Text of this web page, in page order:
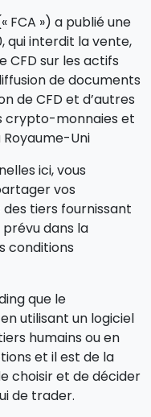
FCA ») a publié une
qui interdit la vente,
CFD sur les actifs
de documents
de CFD et d’autres
crypto-monnaies et
Royaume-Uni
ici, vous
vos
tiers fournissant
dans la
conditions
que le
utilisant un logiciel
humains ou en
et il est de la
choisir et de décider
de trader.